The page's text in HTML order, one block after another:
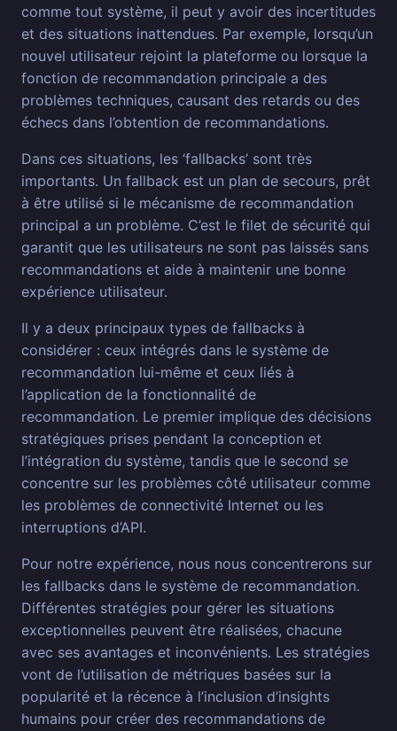
comme tout système, il peut y avoir des incertitudes
et des situations inattendues. Par exemple, lorsqu’un
nouvel utilisateur rejoint la plateforme ou lorsque la
fonction de recommandation principale a des
problèmes techniques, causant des retards ou des
échecs dans l’obtention de recommandations.
Dans ces situations, les ‘fallbacks’ sont très
importants. Un fallback est un plan de secours, prêt
à être utilisé si le mécanisme de recommandation
principal a un problème. C’est le filet de sécurité qui
garantit que les utilisateurs ne sont pas laissés sans
recommandations et aide à maintenir une bonne
expérience utilisateur.
Il y a deux principaux types de fallbacks à
considérer : ceux intégrés dans le système de
recommandation lui-même et ceux liés à
l’application de la fonctionnalité de
recommandation. Le premier implique des décisions
stratégiques prises pendant la conception et
l’intégration du système, tandis que le second se
concentre sur les problèmes côté utilisateur comme
les problèmes de connectivité Internet ou les
interruptions d’API.
Pour notre expérience, nous nous concentrerons sur
les fallbacks dans le système de recommandation.
Différentes stratégies pour gérer les situations
exceptionnelles peuvent être réalisées, chacune
avec ses avantages et inconvénients. Les stratégies
vont de l’utilisation de métriques basées sur la
popularité et la récence à l’inclusion d’insights
humains pour créer des recommandations de